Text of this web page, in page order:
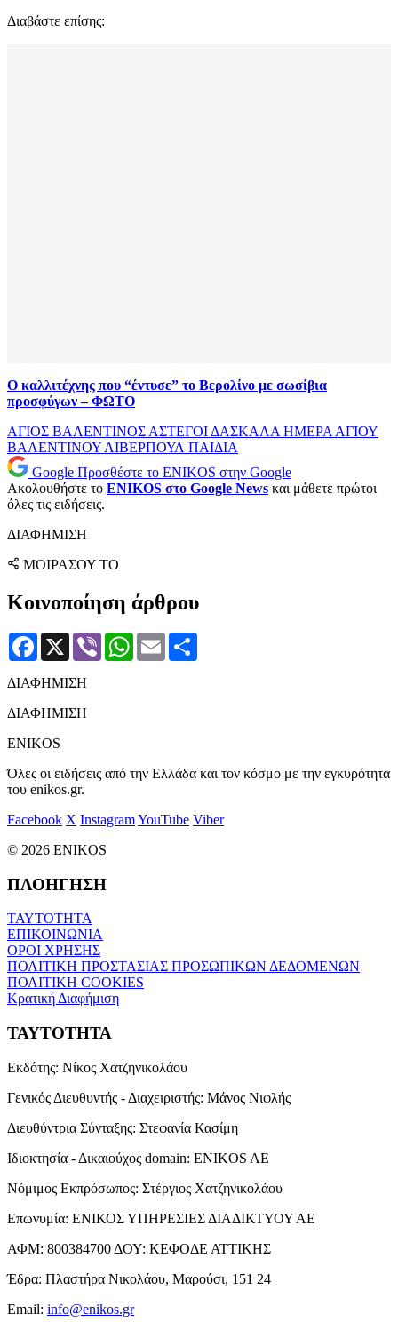
Διαβάστε επίσης:
O καλλιτέχνης που “έντυσε” το Βερολίνο με σωσίβια
προσφύγων – ΦΩΤΟ
ΑΓΙΟΣ ΒΑΛΕΝΤΙΝΟΣ ΑΣΤΕΓΟΙ ΔΑΣΚΑΛΑ ΗΜΕΡΑ ΑΓΙΟΥ
ΒΑΛΕΝΤΙΝΟΥ ΛΙΒΕΡΠΟΥΛ ΠΑΙΔΙΑ
Google Προσθέστε το ENIKOS στην Google
Ακολουθήστε το ENIKOS στο Google News και μάθετε πρώτοι
όλες τις ειδήσεις.
ΔΙΑΦΗΜΙΣΗ
ΜΟΙΡΑΣΟΥ ΤΟ
Κοινοποίηση άρθρου
Facebook
X Viber WhatsApp
Email
ΔΙΑΦΗΜΙΣΗ
ΔΙΑΦΗΜΙΣΗ
ENIKOS
Όλες οι ειδήσεις από την Ελλάδα και τον κόσμο με την εγκυρότητα
του enikos.gr.
Facebook X InstagramYouTube Viber
© 2026 ENIKOS
ΠΛΟΗΓΗΣΗ
ΤΑΥΤΟΤΗΤΑ
ΕΠΙΚΟΙΝΩΝΙΑ
ΟΡΟΙ ΧΡΗΣΗΣ
ΠΟΛΙΤΙΚΗ ΠΡΟΣΤΑΣΙΑΣ ΠΡΟΣΩΠΙΚΩΝ ΔΕΔΟΜΕΝΩΝ
ΠΟΛΙΤΙΚΗ COOKIES
Κρατική Διαφήμιση
ΤΑΥΤΟΤΗΤΑ
Εκδότης: Νίκος Χατζηνικολάου
Γενικός Διευθυντής - Διαχειριστής: Μάνος Νιφλής
Διευθύντρια Σύνταξης: Στεφανία Κασίμη
Ιδιοκτησία - Δικαιούχος domain: ENIKOS AE
Νόμιμος Εκπρόσωπος: Στέργιος Χατζηνικολάου
Επωνυμία: ΕΝΙΚΟΣ ΥΠΗΡΕΣΙΕΣ ΔΙΑΔΙΚΤΥΟΥ ΑΕ
ΑΦΜ: 800384700 ΔΟΥ: ΚΕΦΟΔΕ ΑΤΤΙΚΗΣ
Έδρα: Πλαστήρα Νικολάου, Μαρούσι, 151 24
Email: info@enikos.gr